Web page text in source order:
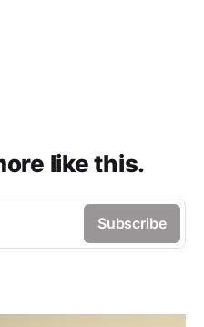
like this.
Subscribe